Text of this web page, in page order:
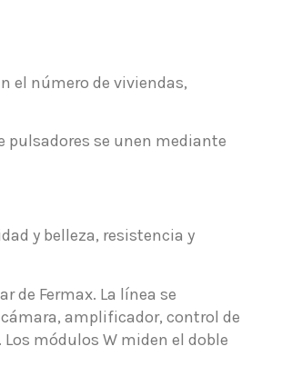
el número de viviendas,
pulsadores se unen mediante
y belleza, resistencia y
de Fermax. La línea se
amplificador, control de
módulos W miden el doble